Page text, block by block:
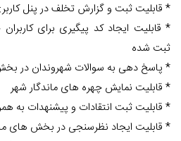
* قابلیت ثبت و گزارش تخلف در پنل
* قابلیت ایجاد کد پیگیری برای
ثبت شده
* پاسخ دهی به سوالات شهروندان در
* قابلیت نمایش چهره های ماندگار شهر
* قابلیت ثبت انتقادات و پیشنهدات به
* قابلیت ایجاد نظرسنجی در بخش های